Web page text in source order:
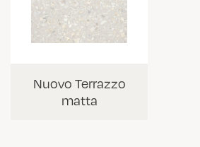
Nuovo Terrazzo
matta